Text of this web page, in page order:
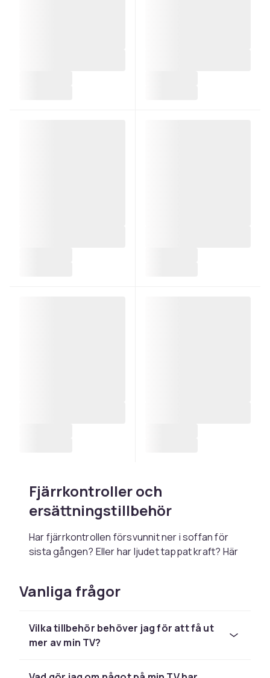
Fjärrkontroller och
ersättningstillbehör
Har fjärrkontrollen försvunnit ner i soffan för
sista gången? Eller har ljudet tappat kraft? Här
funktionaliteten på plats igen. För dig som vill
universalfjärrkontroller som passar flera
enheter.
Fästen och stativ – få
Vanliga frågor
Vilka tillbehör behöver jag för att få ut
mer av min TV?